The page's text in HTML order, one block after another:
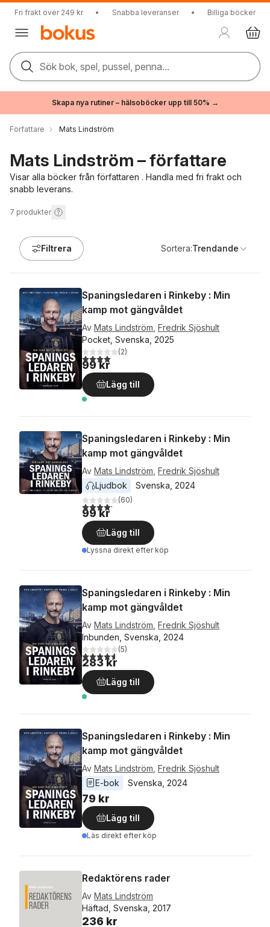
Fri frakt över 249 kr • Snabba leveranser • Billiga böcker
Sök bok, spel, pussel, penna...
Skapa nya rutiner – hälsoböcker upp till 50% →
Författare Mats Lindström
Mats Lindström – författare
Visar alla böcker från författaren . Handla med fri frakt och
snabb leverans.
7 produkter
Filtrera Sortera:Trendande
Spaningsledaren i Rinkeby : Min
kamp mot gängvåldet
Av Mats Lindström Fredrik Sjöshult
Pocket, Svenska, 2025
4,0utav 5 stjärnor. Totalt antal röster:
(2)
99 kr
Lägg till
Spaningsledaren i Rinkeby : Min
kamp mot gängvåldet
Av Mats Lindström Fredrik Sjöshult
Ljudbok
Svenska 2024
4,2utav 5 stjärnor. Totalt antal röster:
(60)
99 kr
Lägg till
Lyssna direkt efter köp
Spaningsledaren i Rinkeby : Min
kamp mot gängvåldet
Av Mats Lindström Fredrik Sjöshult
Inbunden, Svenska, 2024
4,6utav 5 stjärnor. Totalt antal röster:
(5)
283 kr
Lägg till
Spaningsledaren i Rinkeby : Min
kamp mot gängvåldet
Av Mats Lindström Fredrik Sjöshult
E-bok
Svenska 2024
79 kr
Lägg till
Läs direkt efter köp
Redaktörens rader
Av Mats Lindström
Häftad, Svenska, 2017
236 kr